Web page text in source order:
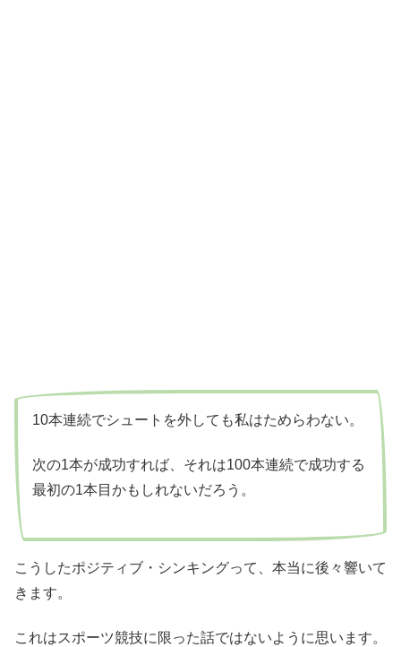
10本連続でシュートを外しても私はためらわない。
次の1本が成功すれば、それは100本連続で成功する
最初の1本目かもしれないだろう。
こうしたポジティブ・シンキングって、本当に後々響いて
きます。
これはスポーツ競技に限った話ではないように思います。